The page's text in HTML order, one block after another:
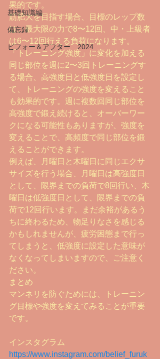
基礎知識編
備忘録
ビフォー＆アフター 2024
果的です。
筋肥大を目指す場合、目標のレップ数
は、最大限の力で8〜12回、中・上級者
は6〜12回行える負荷になります。
「トレーニング強度」に変化を加える
同じ部位を週に2〜3回トレーニングす
る場合、高強度日と低強度日を設定し
て、トレーニングの強度を変えること
も効果的です。週に複数回同じ部位を
高強度で鍛え続けると、オーバーワー
クになる可能性もありますが、強度を
変えることで、高頻度で同じ部位を鍛
えることができます。
例えば、月曜日と木曜日に同じエクサ
サイズを行う場合、月曜日は高強度日
として、限界までの負荷で8回行い、木
曜日は低強度日として、限界までの負
荷で12回行います。まだ余裕があるう
ちに終わるため、物足りなさを感じる
かもしれませんが、疲労困態まで行っ
てしまうと、低強度に設定した意味が
なくなってしまいますので、ご注意く
ださい。
まとめ
マンネリを防ぐためには、トレーニン
グ目標や強度を変えてみることが重要
です。
インスタグラム
https://www.instagram.com/belief_furuk